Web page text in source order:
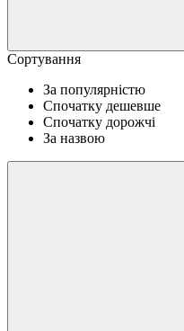
Сортування
За популярністю
Спочатку дешевше
Спочатку дорожчі
За назвою